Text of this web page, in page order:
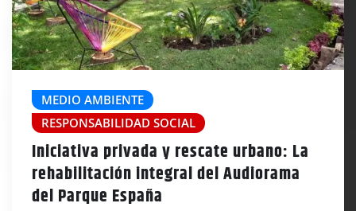
MEDIO AMBIENTE
RESPONSABILIDAD SOCIAL
Iniciativa privada y rescate urbano: La
rehabilitación integral del Audiorama
del Parque España